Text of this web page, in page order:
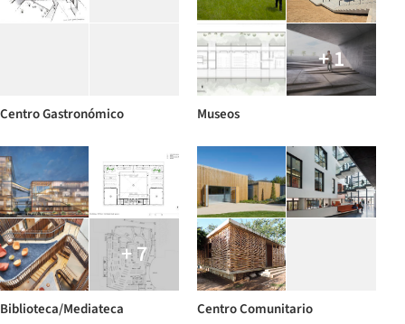
Centro Gastronómico
+ 1
Museos
+ 7
Biblioteca/Mediateca Centro Comunitario